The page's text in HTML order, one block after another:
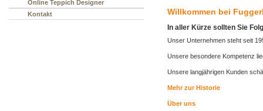
Online Teppich Designer
Kontakt
Willkommen bei
In aller Kürze sollten Sie
Unser Unternehmen steht seit
Unsere besondere Kompetenz
Unsere langjährigen Kunden
Mehr zur Historie
Über uns